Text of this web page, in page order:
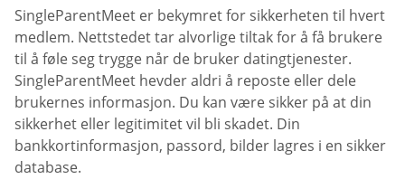
SingleParentMeet er bekymret for sikkerheten til hvert
medlem. Nettstedet tar alvorlige tiltak for å få brukere
til å føle seg trygge når de bruker datingtjenester.
SingleParentMeet hevder aldri å reposte eller dele
brukernes informasjon. Du kan være sikker på at din
sikkerhet eller legitimitet vil bli skadet. Din
bankkortinformasjon, passord, bilder lagres i en sikker
database.